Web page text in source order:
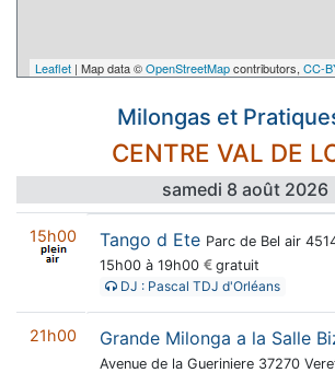
Leaflet | Map data ©OpenStreetMapcontributors, CC-
Milongas et
CENTRE VAL DE
samedi 8 août 2026
15h00 Tango d Ete Parc de Bel air
15h00 à 19h00
gratuit
DJ : Pascal TDJ d'Orléans
21h00 Grande Milonga a la Salle
Avenue de la Gueriniere 37270